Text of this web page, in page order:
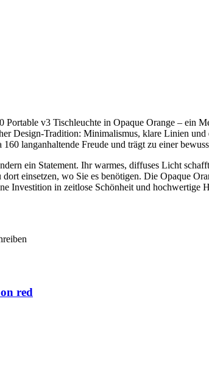
Portable v3 Tischleuchte in Opaque Orange – ein
Design-Tradition: Minimalismus, klare Linien
langanhaltende Freude und trägt zu einer
ein Statement. Ihr warmes, diffuses Licht
einsetzen, wo Sie es benötigen. Die Opaque
Investition in zeitlose Schönheit und hochwertige
red